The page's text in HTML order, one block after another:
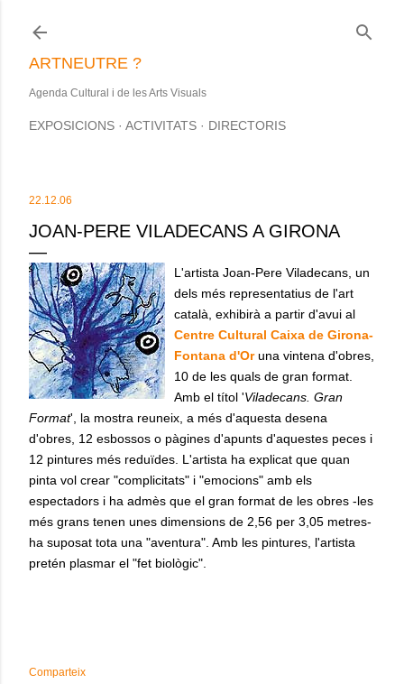
ARTNEUTRE ?
Agenda Cultural i de les Arts Visuals
EXPOSICIONS ACTIVITATS DIRECTORIS
22.12.06
JOAN-PERE VILADECANS A GIRONA
L'artista Joan-Pere Viladecans, un
dels més representatius de l'art
català, exhibirà a partir d'avui al
Centre Cultural Caixa de Girona-
Fontana d'Oruna vintena d'obres,
10 de les quals de gran format.
Amb el títol 'Viladecans. Gran
Format', la mostra reuneix, a més d'aquesta desena
d'obres, 12 esbossos o pàgines d'apunts d'aquestes peces i
12 pintures més reduïdes. L'artista ha explicat que quan
pinta vol crear "complicitats" i "emocions" amb els
espectadors i ha admès que el gran format de les obres -les
més grans tenen unes dimensions de 2,56 per 3,05 metres-
ha suposat tota una "aventura". Amb les pintures, l'artista
pretén plasmar el "fet biològic".
Comparteix